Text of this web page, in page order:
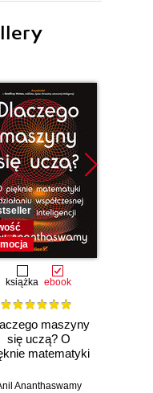
książka ebook
maszyny
się uczą? O
matematyki
współczesnej
Ananthaswamy